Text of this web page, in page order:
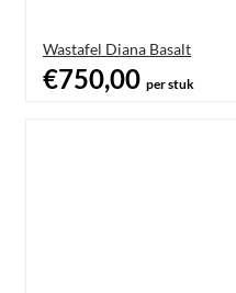
Wastafel Diana Basalt
€750,00 per stuk